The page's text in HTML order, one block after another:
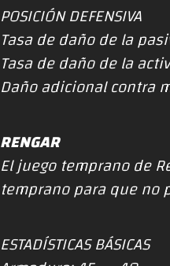
POSICIÓN DEFENSIVA
Tasa de daño de la
Tasa de daño de la
Daño adicional contra
RENGAR
El juego temprano de
temprano para que no
ESTADÍSTICAS BÁSICAS